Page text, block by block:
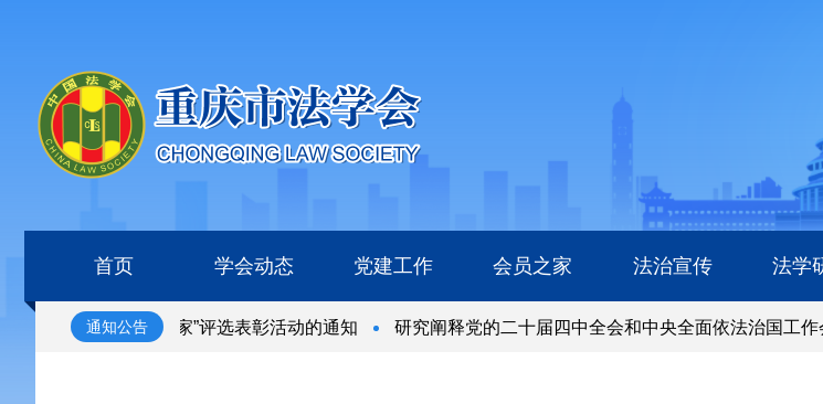
首页 学会动态 党建工作 会员之家 法治宣传 法学
通知公告
全国杰出青年法学家”评选表彰活动的通知 研究阐释党的二十届四中全会和中央全面依法治国工作
全国杰出青年法学家”评选表彰活动的通知